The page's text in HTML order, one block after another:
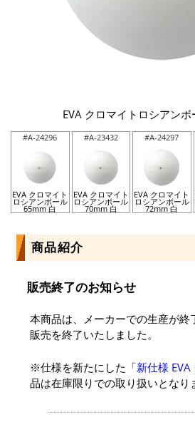
EVA クロマイトロシアン
#A-24296
EVA クロマイト
ロシアンボール
65mm 白
#A-23432
EVA クロマイト
ロシアンボール
70mm 白
#A-24297
EVA クロマイト
ロシアンボール
72mm 白
商品紹介
販売終了のお知らせ
本商品は、メーカーでの生産が
販売を終了いたしました。
※仕様を新たにした「新仕様
品は在庫限りでの取り扱いとなり